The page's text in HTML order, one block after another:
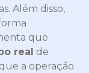
Além disso,
que
real de
a operação